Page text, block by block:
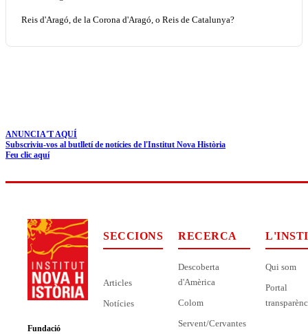
Reis d'Aragó, de la Corona d'Aragó, o Reis de Catalunya?
ANUNCIA'T AQUÍ
Subscriviu-vos al butlletí de notícies de l'Institut Nova Història
Feu clic aquí
Fundació
SECCIONS
Articles
Notícies
RECERCA
Descoberta
d'Amèrica
Colom
Servent/Cervantes
Qui som
Portal